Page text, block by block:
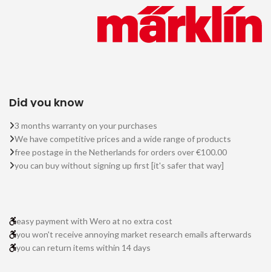
Did you know
3 months warranty on your purchases
We have competitive prices and a wide range of products
free postage in the Netherlands for orders over €100.00
you can buy without signing up first [it's safer that way]
easy payment with Wero at no extra cost
you won't receive annoying market research emails afterwards
you can return items within 14 days